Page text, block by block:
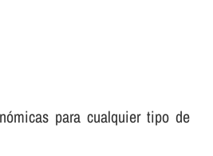
para cualquier tipo de